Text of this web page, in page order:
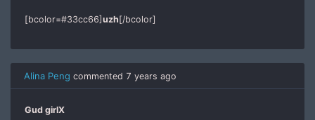
[bcolor=#33cc66] uzh[/bcolor]
Alina Peng commented 7 years ago
Gud girlX